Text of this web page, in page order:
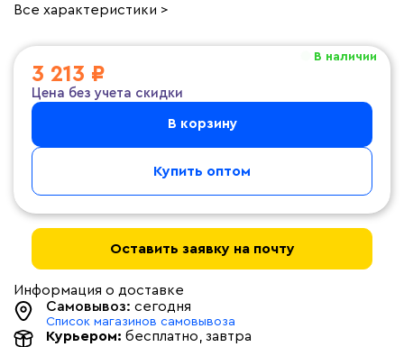
Все характеристики >
В наличии
3 213 ₽
Цена без учета скидки
В корзину
Купить оптом
Оставить заявку на почту
Информация о доставке
Самовывоз: сегодня
Список магазинов самовывоза
Курьером: бесплатно , завтра